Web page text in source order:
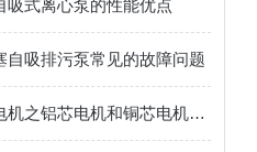
吸式离心泵的性能优点
自吸排污泵常见的故障问题
水泵电机之铝芯电机和铜芯电机有什么区别